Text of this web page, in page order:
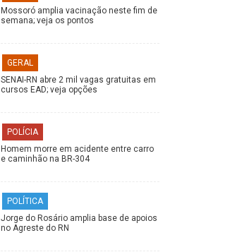
Mossoró amplia vacinação neste fim de
semana; veja os pontos
GERAL
SENAI-RN abre 2 mil vagas gratuitas em
cursos EAD; veja opções
POLÍCIA
Homem morre em acidente entre carro
e caminhão na BR-304
POLÍTICA
Jorge do Rosário amplia base de apoios
no Agreste do RN